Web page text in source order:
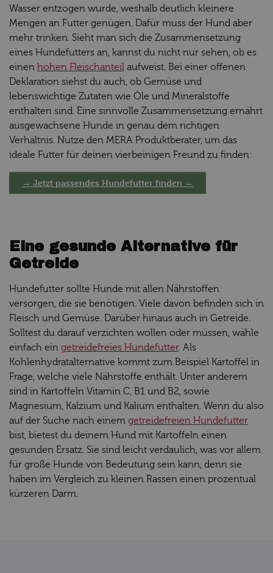
Wasser entzogen wurde, weshalb deutlich kleinere
Mengen an Futter genügen. Dafür muss der Hund aber
mehr trinken. Sieht man sich die Zusammensetzung
eines Hundefutters an, kannst du nicht nur sehen, ob es
einen hohen Fleischanteil aufweist. Bei einer offenen
Deklaration siehst du auch, ob Gemüse und
lebenswichtige Zutaten wie Öle und Mineralstoffe
enthalten sind. Eine sinnvolle Zusammensetzung ernährt
ausgewachsene Hunde in genau dem richtigen
Verhältnis. Nutze den MERA Produktberater, um das
ideale Futter für deinen vierbeinigen Freund zu finden:
→ Jetzt passendes Hundefutter finden ←
Eine gesunde Alternative für
Getreide
Hundefutter sollte Hunde mit allen Nährstoffen
versorgen, die sie benötigen. Viele davon befinden sich in
Fleisch und Gemüse. Darüber hinaus auch in Getreide.
Solltest du darauf verzichten wollen oder müssen, wähle
einfach ein getreidefreies Hundefutter. Als
Kohlenhydratalternative kommt zum Beispiel Kartoffel in
Frage, welche viele Nährstoffe enthält. Unter anderem
sind in Kartoffeln Vitamin C, B1 und B2, sowie
Magnesium, Kalzium und Kalium enthalten. Wenn du also
auf der Suche nach einem getreidefreien Hundefutter
bist, bietest du deinem Hund mit Kartoffeln einen
gesunden Ersatz. Sie sind leicht verdaulich, was vor allem
für große Hunde von Bedeutung sein kann, denn sie
haben im Vergleich zu kleinen Rassen einen prozentual
kürzeren Darm.